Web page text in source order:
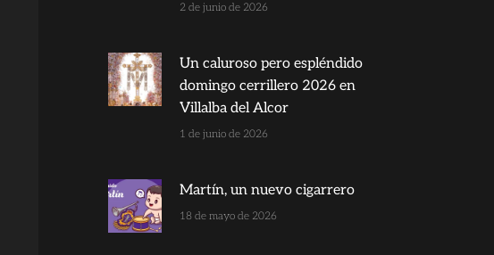
2 de junio de 2026
Un caluroso pero espléndido
domingo cerrillero 2026 en
Villalba del Alcor
1 de junio de 2026
Martín, un nuevo cigarrero
18 de mayo de 2026